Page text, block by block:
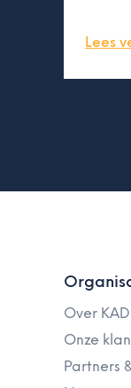
Lees
Over KAD
Onze
Partners